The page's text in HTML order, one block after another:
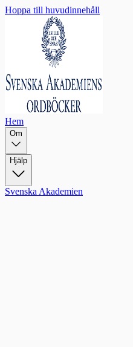
Hoppa till huvudinnehåll
Hem
Om
Hjälp
Svenska Akademien